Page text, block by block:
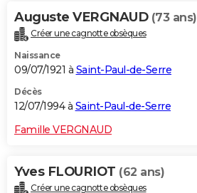
Auguste VERGNAUD (73 ans)
Créer une cagnotte obsèques
Naissance
09/07/1921 à Saint-Paul-de-Serre
Décès
12/07/1994 à Saint-Paul-de-Serre
Famille VERGNAUD
Yves FLOURIOT (62 ans)
Créer une cagnotte obsèques